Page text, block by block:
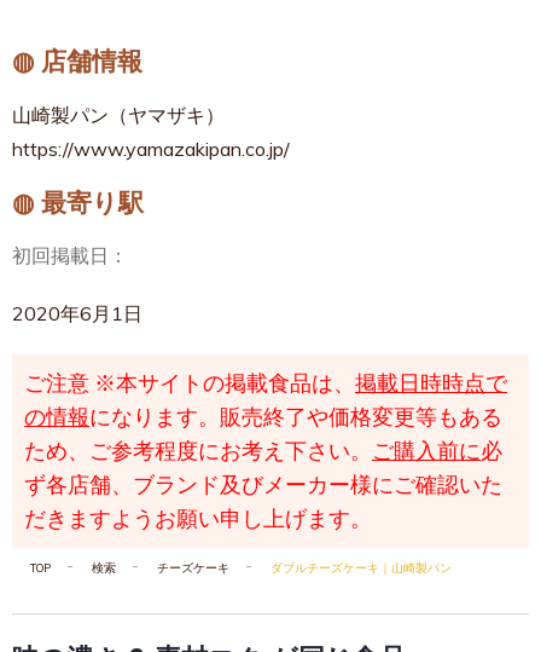
◍ 店舗情報
山崎製パン（ヤマザキ）
https://www.yamazakipan.co.jp/
◍ 最寄り駅
初回掲載日：
2020年6月1日
ご注意 ※本サイトの掲載食品は、 掲載日時時点で
の情報になります。販売終了や価格変更等もある
ため、ご参考程度にお考え下さい。 ご購入前に必
ず各店舗、ブランド及びメーカー様にご確認いた
だきますようお願い申し上げます。
TOP 検索 チーズケーキ ダブルチーズケーキ｜山崎製パン